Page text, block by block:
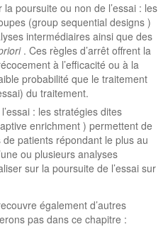
poursuite ou non de l’essai : les
(group sequential designs )
intermédiaires ainsi que des
. Ces règles d’arrêt offrent la
à l’efficacité ou à la
probabilité que le traitement
du traitement.
: les stratégies dites
enrichment ) permettent de
patients répondant le plus au
ou plusieurs analyses
sur la poursuite de l’essai sur
également d’autres
pas dans ce chapitre :